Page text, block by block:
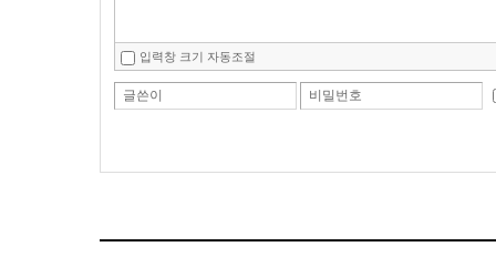
입력창 크기 자동조절
글쓴이 비밀번호